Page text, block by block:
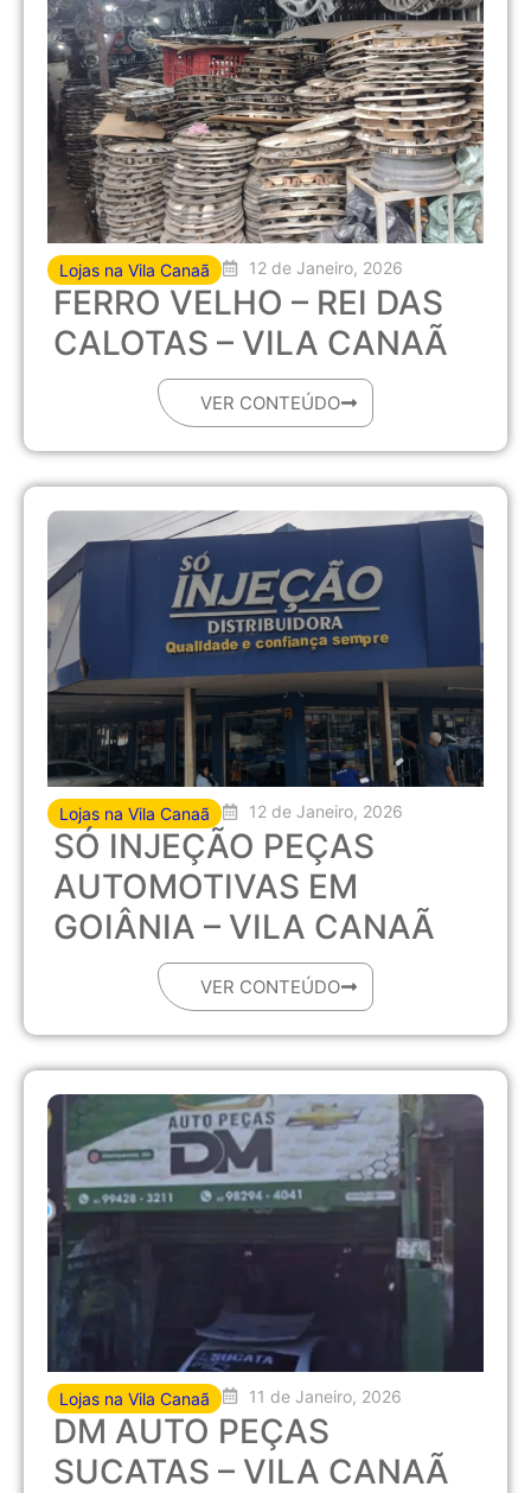
Lojas na Vila Canaã 12 de Janeiro, 2026
FERRO VELHO – REI DAS
CALOTAS – VILA CANAÃ
VER CONTEÚDO
Lojas na Vila Canaã 12 de Janeiro, 2026
SÓ INJEÇÃO PEÇAS
AUTOMOTIVAS EM
GOIÂNIA – VILA CANAÃ
VER CONTEÚDO
Lojas na Vila Canaã 11 de Janeiro, 2026
DM AUTO PEÇAS
SUCATAS – VILA CANAÃ